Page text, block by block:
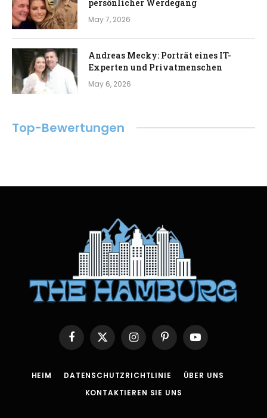
persönlicher Werdegang
May 7, 2026
Andreas Mecky: Porträt eines IT-
Experten und Privatmenschen
May 6, 2026
Top-Bewertungen
Facebook
X
(Twitter)
InstagramPinterestYouTube
HEIM DATENSCHUTZRICHTLINIE
ÜBER UNS
KONTAKTIEREN SIE UNS